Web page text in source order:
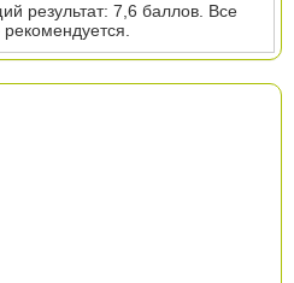
результат: 7,6 баллов. Все